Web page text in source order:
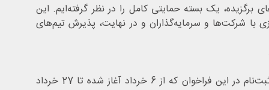
یک بسته حمایتی کامل را در نظر گرفته‌ایم. این
شرکت‌ها و سرمایه‌گذاران و در نهایت، پذیرش تیم‌های
این مقام مسوول در پایان صحبت‌های خود، از تمامی علاقه‌مندان دعوت کرد تا از این فرصت بی‌نظیر بهره‌مند شوند و گفت:مهلت ثبت‌نام در این فراخوان که از 6 خرداد آغاز شده تا 27 خرداد